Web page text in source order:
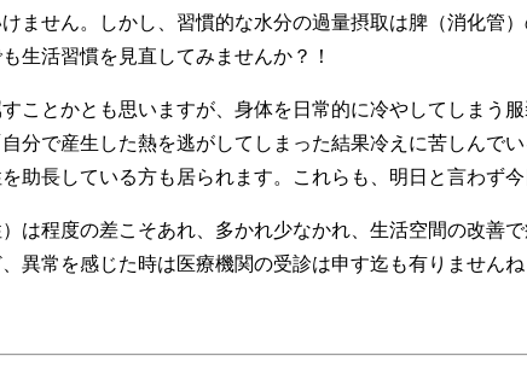
ません。しかし、習慣的な水分の過量摂取は脾（消化管
生活習慣を見直してみませんか？！
ことかとも思いますが、身体を日常的に冷やしてしまう
分で産生した熱を逃がしてしまった結果冷えに苦しん
助長している方も居られます。これらも、明日と言わず
は程度の差こそあれ、多かれ少なかれ、生活空間の改善
異常を感じた時は医療機関の受診は申す迄も有りませんね